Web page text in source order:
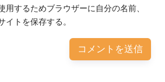
用するためブラウザーに自分の名前、
イトを保存する。